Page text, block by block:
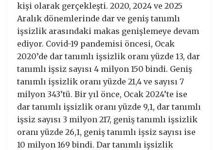
kişi olarak gerçekleşti. 2020, 2024 ve 2025
Aralık dönemlerinde dar ve geniş tanımlı
işsizlik arasındaki makas genişlemeye devam
ediyor. Covid-19 pandemisi öncesi, Ocak
2020’de dar tanımlı işsizlik oranı yüzde 13, dar
tanımlı işsiz sayısı 4 milyon 150 bindi. Geniş
tanımlı işsizlik oranı yüzde 21,4 ve sayısı 7
milyon 343’tü. Bir yıl önce, Ocak 2024’te ise
dar tanımlı işsizlik oranı yüzde 9,1, dar tanımlı
işsiz sayısı 3 milyon 217, geniş tanımlı işsizlik
oranı yüzde 26,1, geniş tanımlı işsiz sayısı ise
10 milyon 169 bindi. Dar tanımlı işsizlik